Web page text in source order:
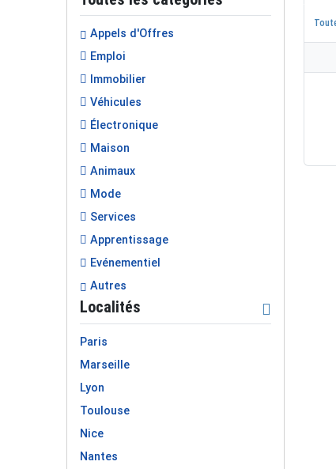
Appels d'Offres
Emploi
Immobilier
Véhicules
Électronique
Maison
Animaux
Mode
Services
Apprentissage
Evénementiel
Autres
Localités
Paris
Marseille
Lyon
Toulouse
Nice
Nantes